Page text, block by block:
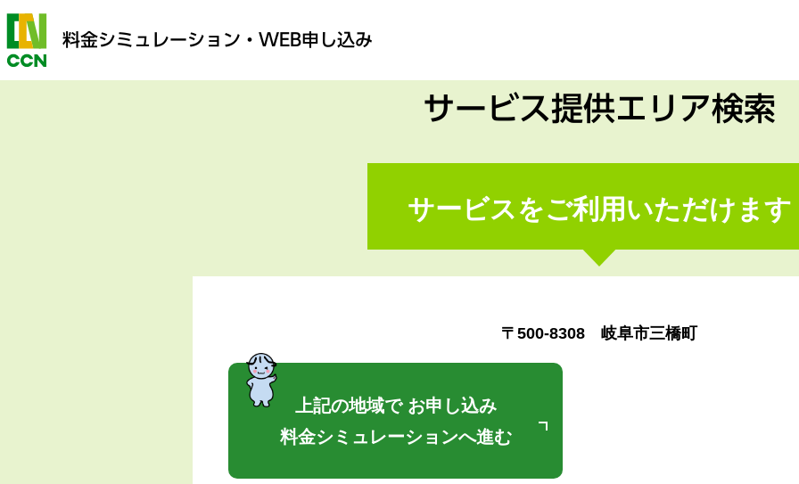
料金シミュレーション ・WEB申し込み
サービス提供エリア検索
サービスをご利用いただけます
〒500-8308 岐阜市三橋町
上記の地域で お申し込み
料金シミュレーションへ進む